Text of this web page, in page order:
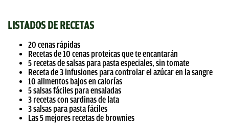
LISTADOS DE RECETAS
20 cenas rápidas
Recetas de 10 cenas proteicas que te encantarán
5 recetas de salsas para pasta especiales, sin tomate
Receta de 3 infusiones para controlar el azúcar en la sangre
10 alimentos bajos en calorías
5 salsas fáciles para ensaladas
3 recetas con sardinas de lata
3 salsas para pasta fáciles
Las 5 mejores recetas de brownies